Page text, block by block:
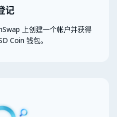
记
上创建一个帐户并获得
Coin 钱包。